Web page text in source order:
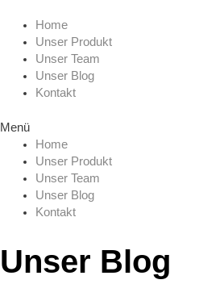
Inhalt
springen
Home
Unser Produkt
Unser Team
Unser Blog
Kontakt
Menü
Home
Unser Produkt
Unser Team
Unser Blog
Kontakt
Unser Blog